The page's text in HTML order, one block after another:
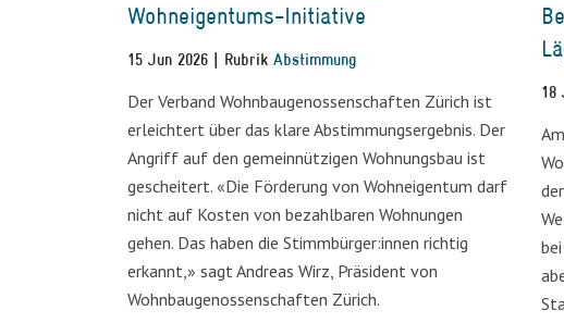
Wohneigentums-Initiative
15 Jun 2026 | Rubrik Abstimmung
Der Verband Wohnbaugenossenschaften Zürich ist
erleichtert über das klare Abstimmungsergebnis. Der
Angriff auf den gemeinnützigen Wohnungsbau ist
gescheitert. «Die Förderung von Wohneigentum darf
nicht auf Kosten von bezahlbaren Wohnungen
gehen. Das haben die Stimmbürger:innen richtig
erkannt,» sagt Andreas Wirz, Präsident von
Wohnbaugenossenschaften Zürich.
18